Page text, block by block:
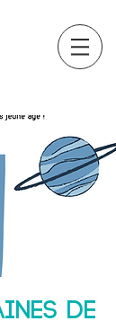
de